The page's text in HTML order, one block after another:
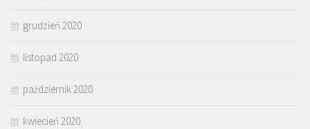
grudzień 2020
listopad 2020
październik 2020
kwiecień 2020